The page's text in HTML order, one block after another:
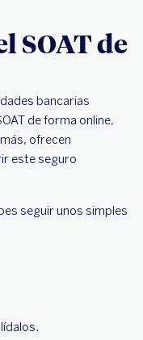
SOAT de
bancarias
de forma online,
ofrecen
este seguro
seguir unos simples